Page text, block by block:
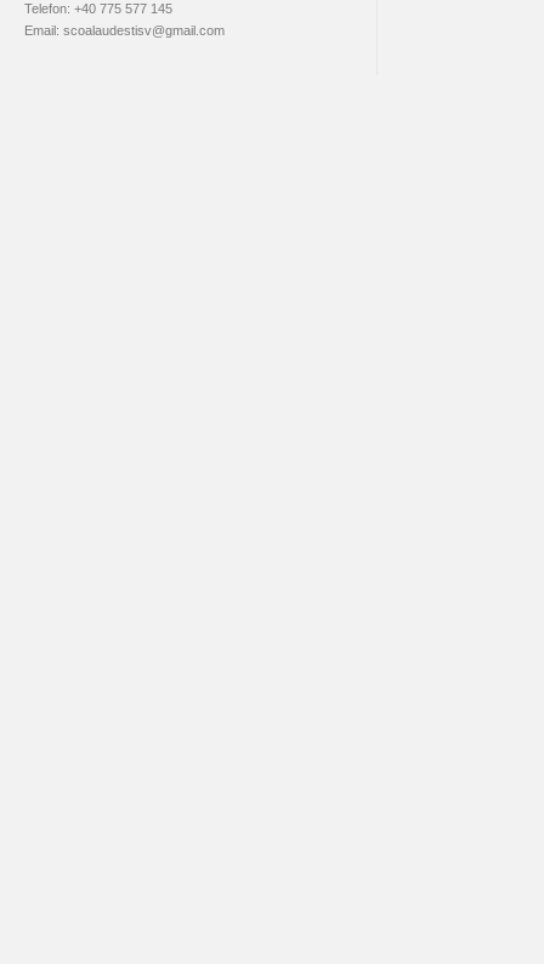
Telefon: +40 775 577 145
Email: scoalaudestisv@gmail.com